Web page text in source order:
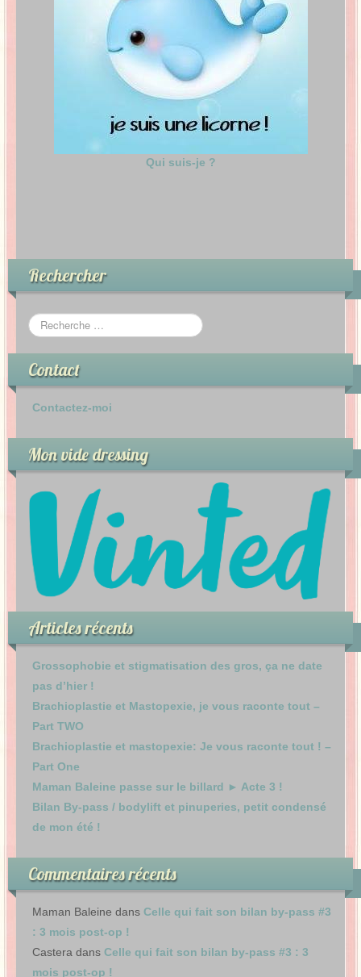
Qui suis-je ?
Rechercher
Contact
Contactez-moi
Mon vide dressing
Articles récents
Grossophobie et stigmatisation des gros, ça ne date
pas d’hier !
Brachioplastie et Mastopexie, je vous raconte tout –
Part TWO
Brachioplastie et mastopexie: Je vous raconte tout ! –
Part One
Maman Baleine passe sur le billard ► Acte 3 !
Bilan By-pass / bodylift et pinuperies, petit condensé
de mon été !
Commentaires récents
Maman Baleine dans Celle qui fait son bilan by-pass #3
: 3 mois post-op !
Castera dans Celle qui fait son bilan by-pass #3 : 3
mois post-op !